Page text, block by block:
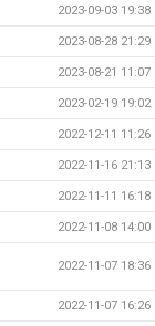
2023-09-03 19:38
2023-08-28 21:29
2023-08-21 11:07
2023-02-19 19:02
2022-12-11 11:26
2022-11-16 21:13
2022-11-11 16:18
2022-11-08 14:00
2022-11-07 18:36
2022-11-07 16:26